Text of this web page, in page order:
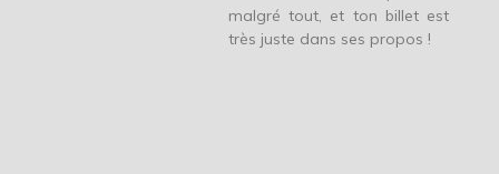
malgré tout, et ton billet est
très juste dans ses propos !